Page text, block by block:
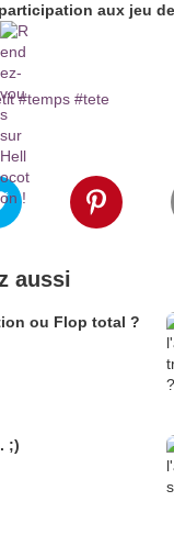
aux jeu de
#temps #tete
aussi
ou Flop total ?
syndicale .. ;)